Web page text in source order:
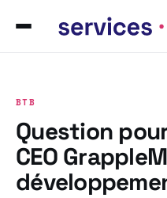
BTB
Question
CEO